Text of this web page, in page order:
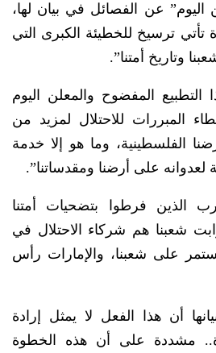
عن الفصائل في بيان لها،
تأتي ترسيخ للخطيئة الكبرى التي
وتاريخ أمتنا”.
التطبيع المفضوح والمعلن اليوم
المبررات للاحتلال لمزيد من
الفلسطينية، وما هو إلا خدمة
لعدوانه على أرضنا ومقدساتنا”.
الذين فرطوا بتضحيات أمتنا
شعبنا هم شركاء الاحتلال في
على شعبنا، والإمارات رأس
أن هذا الفعل لا يمثل إرادة
مشددة على أن هذه الخطوة